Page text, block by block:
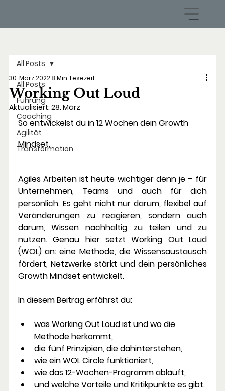
All Posts
Führung
Coaching
Agilität
Transformation
All Posts
Working Out Loud
30. März 20228 Min. Lesezeit
Aktualisiert: 28. März
So entwickelst du in 12 Wochen dein Growth
Mindset.
Agiles Arbeiten ist heute wichtiger denn je – für
Unternehmen, Teams und auch für dich
persönlich. Es geht nicht nur darum, flexibel auf
Veränderungen zu reagieren, sondern auch
darum, Wissen nachhaltig zu teilen und zu
nutzen. Genau hier setzt Working Out Loud
(WOL) an: eine Methode, die Wissensaustausch
fördert, Netzwerke stärkt und dein persönliches
Growth Mindset entwickelt.
In diesem Beitrag erfährst du:
was Working Out Loud ist und wo die
Methode herkommt,
die fünf Prinzipien, die dahinterstehen,
wie ein WOL Circle funktioniert,
wie das 12-Wochen-Programm abläuft,
und welche Vorteile und Kritikpunkte es gibt.